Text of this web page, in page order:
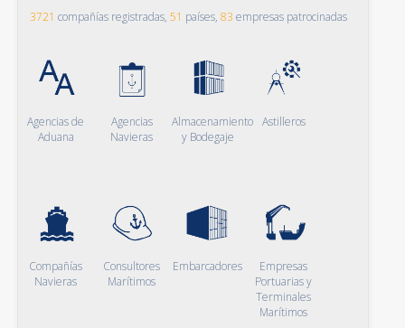
3721 compañías registradas, 51 países, 83 empresas patrocinadas
Agencias de
Aduana
Agencias
Navieras
Almacenamiento
y Bodegaje
Astilleros
Compañías
Navieras
Consultores
Marítimos
Embarcadores
Empresas
Portuarias y
Terminales
Marítimos